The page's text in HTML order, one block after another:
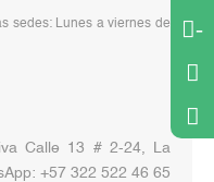
-
sedes: Lunes a viernes de
Calle 13 # 2-24, La
+57 322 522 46 65